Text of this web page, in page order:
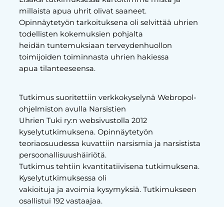
millaista apua uhrit olivat saaneet.
Opinnäytetyön tarkoituksena oli selvittää uhrien
todellisten kokemuksien pohjalta
heidän tuntemuksiaan terveydenhuollon
toimijoiden toiminnasta uhrien hakiessa
apua tilanteeseensa.
Tutkimus suoritettiin verkkokyselynä Webropol-
ohjelmiston avulla Narsistien
Uhrien Tuki ry:n websivustolla 2012
kyselytutkimuksena. Opinnäytetyön
teoriaosuudessa kuvattiin narsismia ja narsistista
persoonallisuushäiriötä.
Tutkimus tehtiin kvantitatiivisena tutkimuksena.
Kyselytutkimuksessa oli
vakioituja ja avoimia kysymyksiä. Tutkimukseen
osallistui 192 vastaajaa.